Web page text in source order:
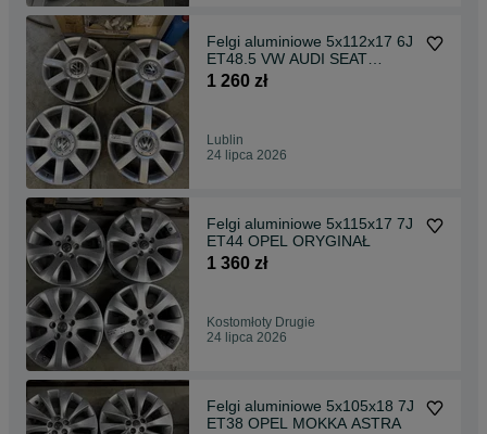
Felgi aluminiowe 5x112x17 6J
ET48.5 VW AUDI SEAT
SKODA
1 260 zł
Lublin
24 lipca 2026
Felgi aluminiowe 5x115x17 7J
ET44 OPEL ORYGINAŁ
1 360 zł
Kostomłoty Drugie
24 lipca 2026
Felgi aluminiowe 5x105x18 7J
ET38 OPEL MOKKA ASTRA